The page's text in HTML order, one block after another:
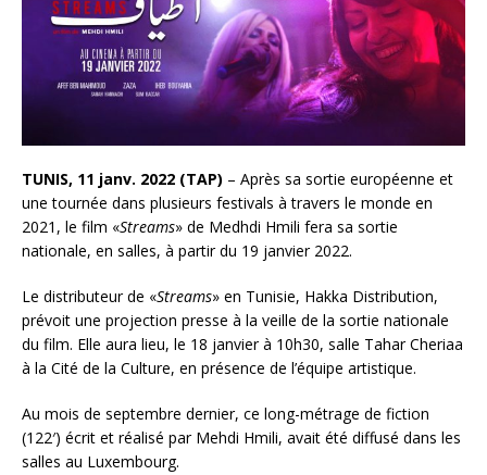
TUNIS, 11 janv. 2022 (TAP) – Après sa sortie européenne et
une tournée dans plusieurs festivals à travers le monde en
2021, le film «Streams» de Medhdi Hmili fera sa sortie
nationale, en salles, à partir du 19 janvier 2022.
Le distributeur de «Streams» en Tunisie, Hakka Distribution,
prévoit une projection presse à la veille de la sortie nationale
du film. Elle aura lieu, le 18 janvier à 10h30, salle Tahar Cheriaa
à la Cité de la Culture, en présence de l’équipe artistique.
Au mois de septembre dernier, ce long-métrage de fiction
(122′) écrit et réalisé par Mehdi Hmili, avait été diffusé dans les
salles au Luxembourg.